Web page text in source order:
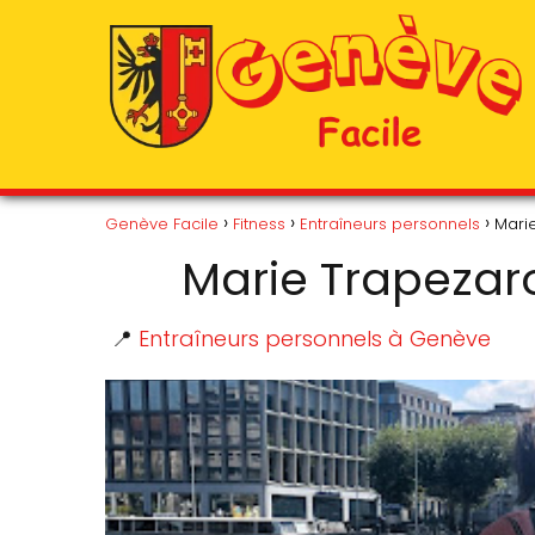
Genève Facile Fitness Entraîneurs personnels
Marie
📍 Entraîneurs personnels à Genève